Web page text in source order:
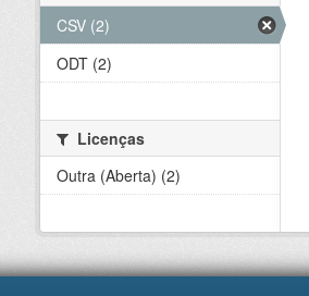
CSV (2)
ODT (2)
Licenças
Outra (Aberta) (2)